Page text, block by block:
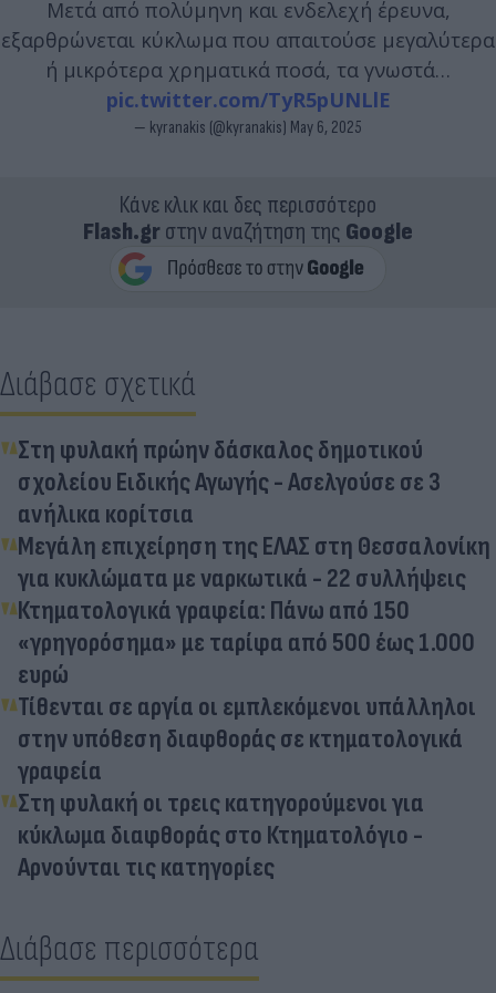
Μετά από πολύμηνη και ενδελεχή έρευνα,
εξαρθρώνεται κύκλωμα που απαιτούσε μεγαλύτερα
ή μικρότερα χρηματικά ποσά, τα γνωστά…
pic.twitter.com/TyR5pUNLlE
— kyranakis (@kyranakis) May 6, 2025
Κάνε κλικ και δες περισσότερο
Flash.grστην αναζήτηση της Google
Διάβασε σχετικά
Στη φυλακή πρώην δάσκαλος δημοτικού
σχολείου Ειδικής Αγωγής - Ασελγούσε σε 3
ανήλικα κορίτσια
Μεγάλη επιχείρηση της ΕΛΑΣ στη Θεσσαλονίκη
για κυκλώματα με ναρκωτικά - 22 συλλήψεις
Κτηματολογικά γραφεία: Πάνω από 150
«γρηγορόσημα» με ταρίφα από 500 έως 1.000
ευρώ
Τίθενται σε αργία οι εμπλεκόμενοι υπάλληλοι
στην υπόθεση διαφθοράς σε κτηματολογικά
γραφεία
Στη φυλακή οι τρεις κατηγορούμενοι για
κύκλωμα διαφθοράς στο Κτηματολόγιο -
Αρνούνται τις κατηγορίες
Διάβασε περισσότερα